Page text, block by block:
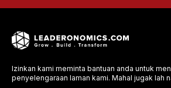
Izinkan kami meminta bantuan anda untuk
penyelengaraan laman kami. Mahal jugak lah